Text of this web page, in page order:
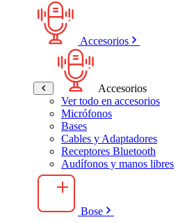
Accesorios
Accesorios
Ver todo en accesorios
Micrófonos
Bases
Cables y Adaptadores
Receptores Bluetooth
Audífonos y manos libres
Bose